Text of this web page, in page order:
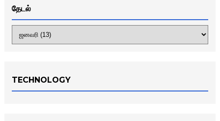
தேடல்
TECHNOLOGY